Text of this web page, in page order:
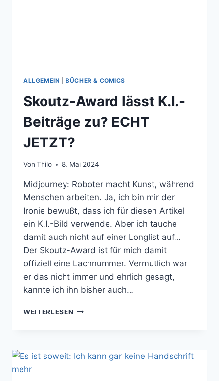
ALLGEMEIN |BÜCHER & COMICS
Skoutz-Award lässt K.I.-
Beiträge zu? ECHT
JETZT?
Von Thilo 8. Mai 2024
Midjourney: Roboter macht Kunst, während
Menschen arbeiten. Ja, ich bin mir der
Ironie bewußt, dass ich für diesen Artikel
ein K.I.-Bild verwende. Aber ich tauche
damit auch nicht auf einer Longlist auf…
Der Skoutz-Award ist für mich damit
offiziell eine Lachnummer. Vermutlich war
er das nicht immer und ehrlich gesagt,
kannte ich ihn bisher auch…
WEITERLESEN SKOUTZ-
ZU?